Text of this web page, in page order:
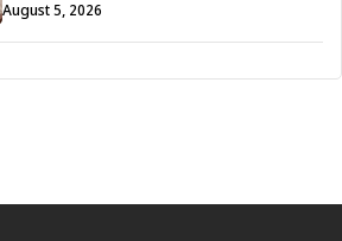
August 5, 2026